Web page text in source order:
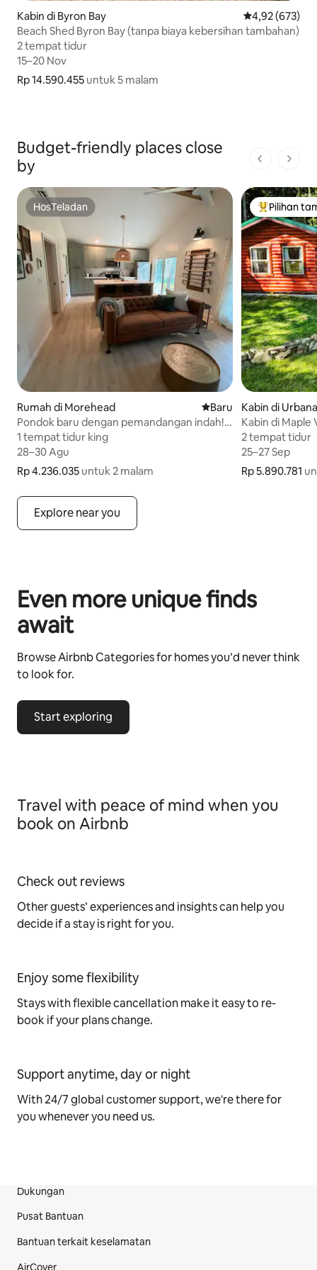
Kabin di Byron Bay
Beach Shed Byron Bay (tanpa biaya kebersihan tambahan)
2 tempat tidur
2 tempat tidur
15–20 Nov
15–20 Nov
Rp 14.590.455 untuk 5 malam
Rp 14.590.455 untuk 5 malam
Nilai rata-rata
4,92 (673)
Budget-friendly places close
by
1 dari 1
HosTeladan
HosTeladan
Rumah di Morehead
Pondok baru dengan pemandangan indah!
Bersih! Nyaman! Aman!
1 tempat tidur king
1 tempat tidur king
28–30 Agu
28–30 Agu
Rp 4.236.035 untuk 2 malam
Rp 4.236.035 untuk 2 malam
Tempat menginap baru
Baru
Pilihan
Pilihan
Kabin di Urbana
Kabin di Maple
2 tempat tidur
2 tempat tidur
25–27 Sep
25–27 Sep
Rp 5.890.781
Rp 5.890.781
Explore near you
Even more unique finds
await
Browse Airbnb Categories for homes you’d never think
to look for.
Start exploring
Travel with peace of mind when you
book on Airbnb
Check out reviews
Other guests’ experiences and insights can help you
decide if a stay is right for you.
Enjoy some flexibility
Stays with flexible cancellation make it easy to re-
book if your plans change.
Support anytime, day or night
With 24/7 global customer support, we're there for
you whenever you need us.
Bagian Footer Situs
Dukungan
Pusat Bantuan
Bantuan terkait keselamatan
AirCover